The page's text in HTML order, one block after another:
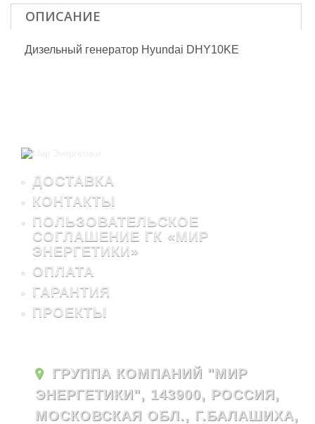
ОПИСАНИЕ
Дизельный генератор Hyundai DHY10KE
ДОСТАВКА
КОНТАКТЫ
ПОЛЬЗОВАТЕЛЬСКОЕ
СОГЛАШЕНИЕ ГК «МИР
ЭНЕРГЕТИКИ»
ОПЛАТА
ГАРАНТИЯ
ПРОЕКТЫ
ГРУППА КОМПАНИЙ "МИР
ЭНЕРГЕТИКИ", 143900, РОССИЯ,
МОСКОВСКАЯ ОБЛ., Г.БАЛАШИХА,